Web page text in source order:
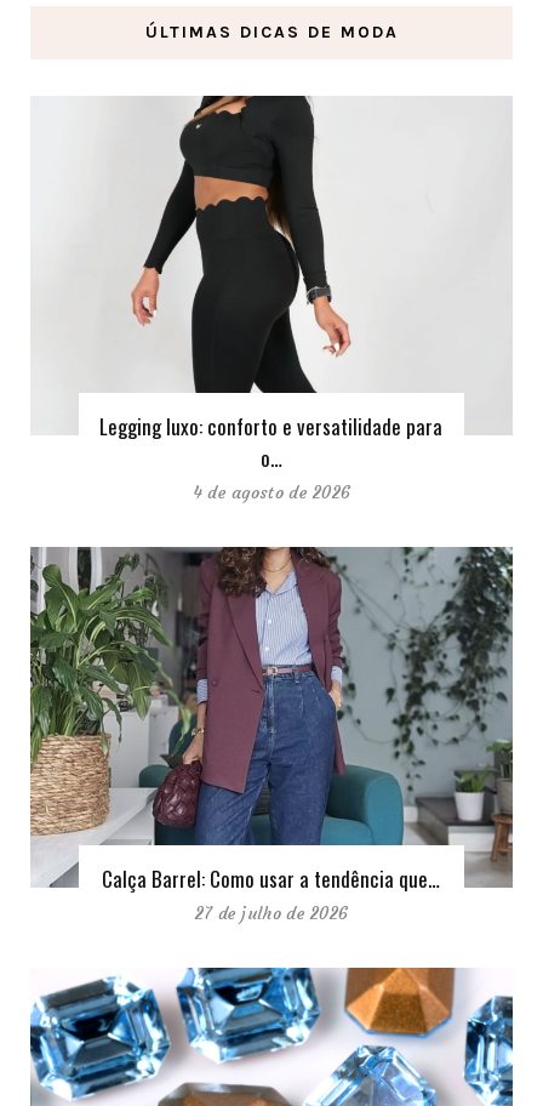
ÚLTIMAS DICAS DE MODA
Legging luxo: conforto e versatilidade para
o…
4 de agosto de 2026
Calça Barrel: Como usar a tendência que…
27 de julho de 2026